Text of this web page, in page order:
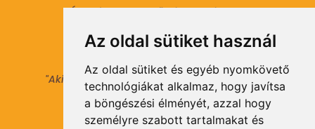
Az oldal sütiket használ
Az oldal sütiket és egyéb nyomkövető
technológiákat alkalmaz, hogy javítsa
a böngészési élményét, azzal hogy
személyre szabott tartalmakat és
Általános Szerződési Feltételek
Adatkezelési tájékoztató
"Aki másokat nem tesz gazdaggá, maga sem
válhat azzá."
© 2021 Minden jog fenntartva.